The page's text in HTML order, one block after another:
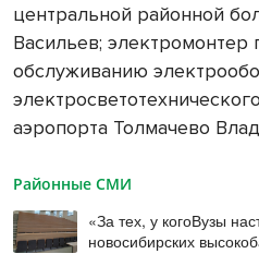
центральной районной
Васильев; электромонтер
обслуживанию
аэропорта Толмачево
Районные СМИ
«За тех, у когоВузы
новосибирских